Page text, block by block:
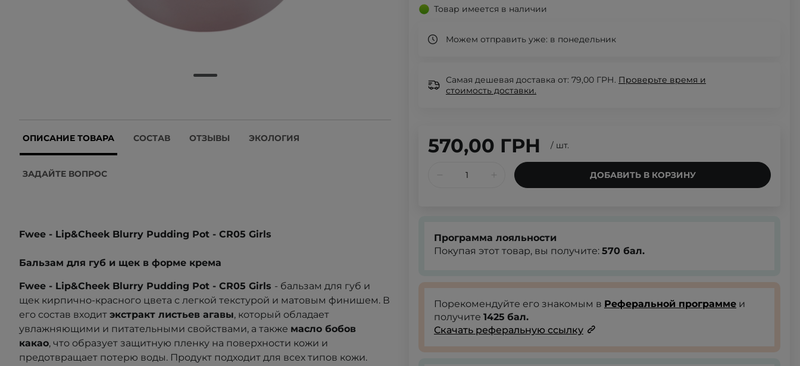
ОПИСАНИЕ ТОВАРА СОСТАВ ОТЗЫВЫ ЭКОЛОГИЯ
ЗАДАЙТЕ ВОПРОС
Fwee - Lip&Cheek Blurry Pudding Pot - CR05 Girls
Бальзам для губ и щек в форме крема
Fwee - Lip&Cheek Blurry Pudding Pot - CR05 Girls - бальзам для губ и
щек кирпично-красного цвета с легкой текстурой и матовым финишем. В
его состав входит экстракт листьев агавы, который обладает
увлажняющими и питательными свойствами, а также масло бобов
какао, что образует защитную пленку на поверхности кожи и
предотвращает потерю воды. Продукт подходит для всех типов кожи.
Товар имеется в наличии
Можем отправить уже: в понедельник
Самая дешевая доставка от: 79,00 ГРН. Проверьте время и
стоимость доставки.
570,00 ГРН / шт.
ДОБАВИТЬ В КОРЗИНУ
Программа лояльности
Покупая этот товар, вы получите: 570 бал.
Порекомендуйте его знакомым в Реферальной программе и
получите 1425 бал.
Скачать реферальную ссылку